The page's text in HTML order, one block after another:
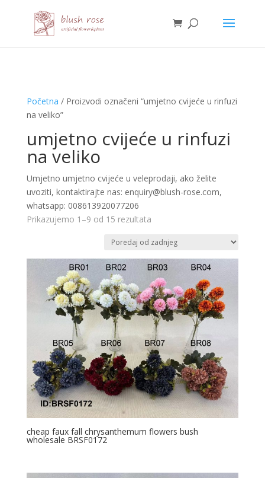
Početna / Proizvodi označeni “umjetno cvijeće u rinfuzi
na veliko”
umjetno cvijeće u rinfuzi
na veliko
Umjetno umjetno cvijeće u veleprodaji, ako želite
uvoziti, kontaktirajte nas: enquiry@blush-rose.com,
whatsapp: 008613920077206
Prikazujemo 1–9 od 15 rezultataPoredano
najnovijem
cheap faux fall chrysanthemum flowers bush
wholesale BRSF0172